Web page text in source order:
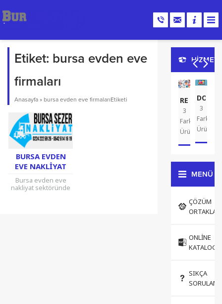
Etiket: bursa evden eve
firmaları
Anasayfa » bursa evden eve firmalarıEtiketi
BURSA EVDEN
EVE NAKLIYAT
Bursa evden eve
nakliyat sektöründe
REKLAM
3
Farklı
Ürün
3
Farklı
Ürün
MENÜ
ÇÖZÜM
ONLINE
KATALOG
SIKÇA